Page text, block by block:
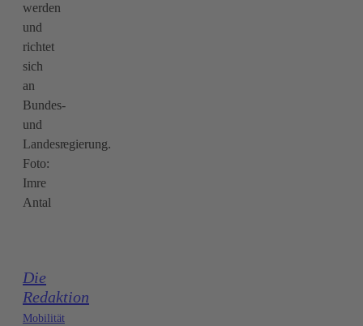
werden
und
richtet
sich
an
Bundes-
und
Landesregierung.
Foto:
Imre
Antal
Die
Redaktion
Mobilität